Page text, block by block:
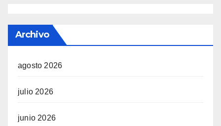
Archivo
agosto 2026
julio 2026
junio 2026